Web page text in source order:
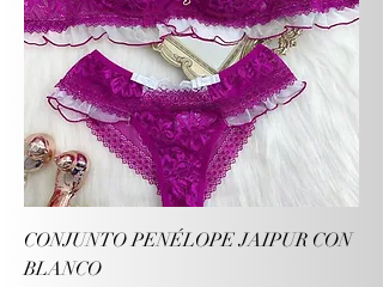
CONJUNTO PENÉLOPE JAIPUR CON
BLANCO